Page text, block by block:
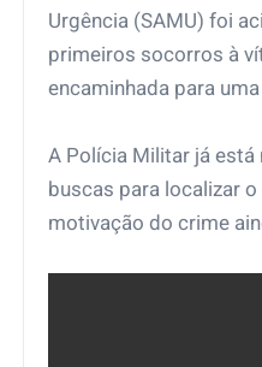
Urgência (SAMU) foi
primeiros socorros à
encaminhada para
A Polícia Militar já está
buscas para localizar
motivação do crime